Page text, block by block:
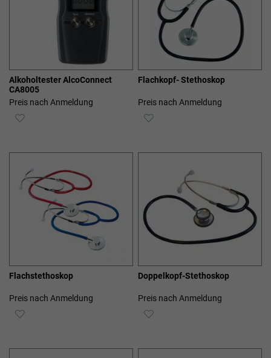
Alkoholtester AlcoConnect
CA8005
Preis nach Anmeldung
ZUR
Flachkopf- Stethoskop
Preis nach Anmeldung
ZUR
Flachstethoskop
Preis nach Anmeldung
ZUR
Doppelkopf-Stethoskop
Preis nach Anmeldung
ZUR